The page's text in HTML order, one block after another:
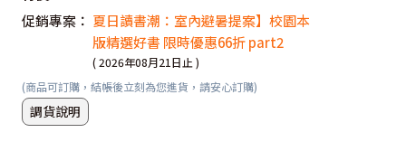
促銷專案： 夏日讀書潮：室內避暑提案】校園本
版精選好書 限時優惠66折 part2
( 2026年08月21日止 )
(商品可訂購，結帳後立刻為您進貨，請安心訂購)
調貨說明